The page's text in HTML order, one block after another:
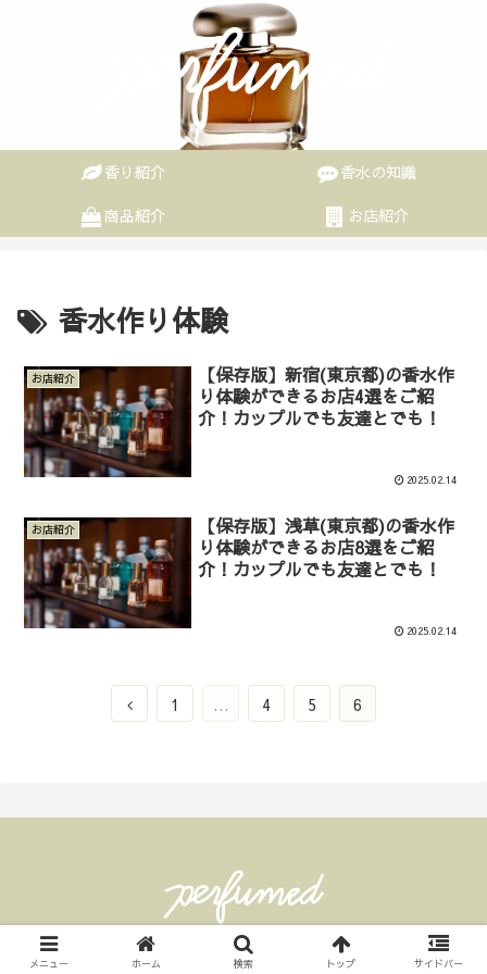
香り紹介
香水の知識
商品紹介
お店紹介
香水作り体験
お店紹介
【保存版】新宿(東京都)の香水作
り体験ができるお店4選をご紹
介！カップルでも友達とでも！
2025.02.14
お店紹介
【保存版】浅草(東京都)の香水作
り体験ができるお店8選をご紹
介！カップルでも友達とでも！
2025.02.14
前
1 … 4 5 6
© 2024 Perfumed 香水とコロンなライフ.
メニュー ホーム 検索 トップ サイドバー